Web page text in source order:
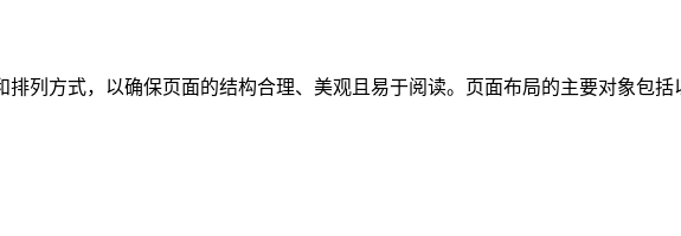
列方式，以确保页面的结构合理、美观且易于阅读。页面布局的主要对象包